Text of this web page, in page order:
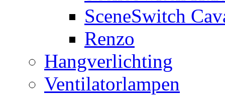
SceneSwitch
Renzo
Hangverlichting
Ventilatorlampen